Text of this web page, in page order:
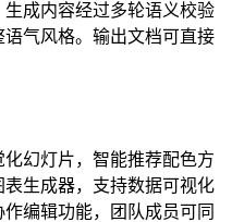
成内容经过多轮语义校验
气风格。输出文档可直接
幻灯片，智能推荐配色方
生成器，支持数据可视化
编辑功能，团队成员可同